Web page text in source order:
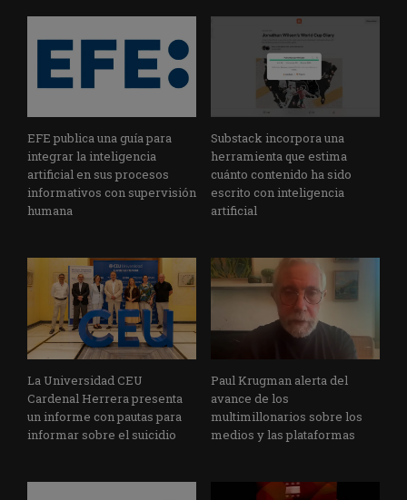
EFE publica una guía para
integrar la inteligencia
artificial en sus procesos
informativos con supervisión
humana
Substack incorpora una
herramienta que estima
cuánto contenido ha sido
escrito con inteligencia
artificial
La Universidad CEU
Cardenal Herrera presenta
un informe con pautas para
informar sobre el suicidio
Paul Krugman alerta del
avance de los
multimillonarios sobre los
medios y las plataformas